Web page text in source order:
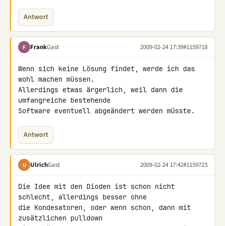
Antwort
F FrankGast 2009-02-24 17:39#1159718
Wenn sich keine Lösung findet, werde ich das
wohl machen müssen.
Allerdings etwas ärgerlich, weil dann die
umfangreiche bestehende
Software eventuell abgeändert werden müsste.
Antwort
U UlrichGast 2009-02-24 17:42#1159723
Die Idee mit den Dioden ist schon nicht
schlecht, allerdings besser ohne
die Kondesatoren, oder wenn schon, dann mit
zusätzlichen pulldown